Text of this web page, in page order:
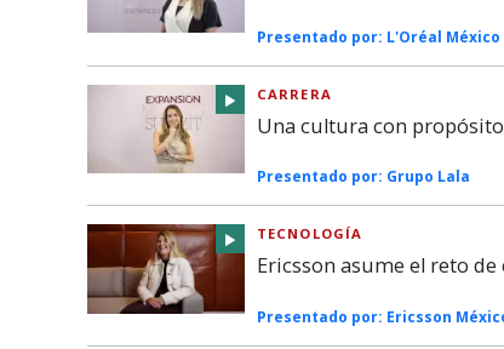
Presentado por: L'Oréal México
CARRERA
Una cultura con
Presentado por: Grupo Lala
TECNOLOGÍA
Ericsson asume el reto
Presentado por: Ericsson